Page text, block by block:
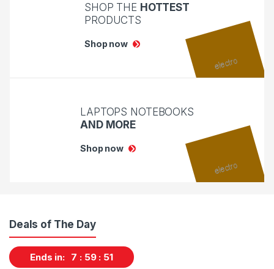
SHOP THE HOTTEST
PRODUCTS
Shop now
LAPTOPS NOTEBOOKS
AND MORE
Shop now
Deals of The Day
Ends in: 7 59 50